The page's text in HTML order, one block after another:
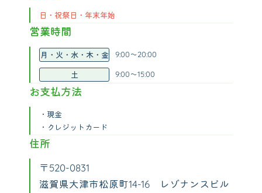
日・祝祭日・年末年始
営業時間
月・火・水・木・金 9:00～20:00
土 9:00～15:00
お支払方法
・現金
・クレジットカード
住所
〒520-0831
滋賀県大津市松原町14-16 レゾナンスビル